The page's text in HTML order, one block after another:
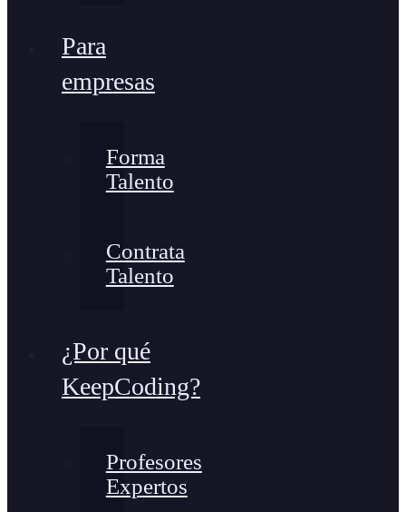
Para
empresas
Forma
Talento
Contrata
Talento
¿Por qué
KeepCoding?
Profesores
Expertos